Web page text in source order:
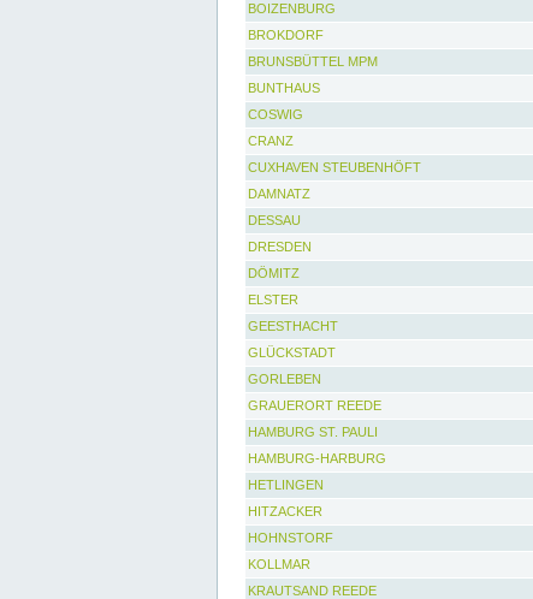
BOIZENBURG
BROKDORF
BRUNSBÜTTEL MPM
BUNTHAUS
COSWIG
CRANZ
CUXHAVEN STEUBENHÖFT
DAMNATZ
DESSAU
DRESDEN
DÖMITZ
ELSTER
GEESTHACHT
GLÜCKSTADT
GORLEBEN
GRAUERORT REEDE
HAMBURG ST. PAULI
HAMBURG-HARBURG
HETLINGEN
HITZACKER
HOHNSTORF
KOLLMAR
KRAUTSAND REEDE